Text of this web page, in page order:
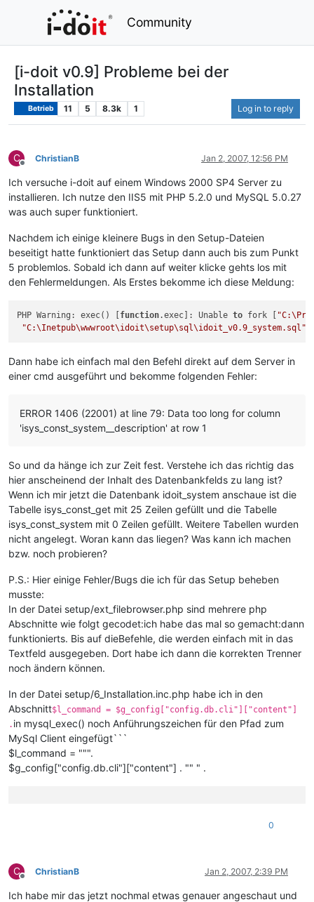
Community
[i-doit v0.9] Probleme bei der
Installation
Betrieb 11 5 8.3k 1 Log in to reply
C
Offline
ChristianB Jan 2, 2007, 12:56 PM
Ich versuche i-doit auf einem Windows 2000 SP4 Server zu
installieren. Ich nutze den IIS5 mit PHP 5.2.0 und MySQL 5.0.27
was auch super funktioniert.
Nachdem ich einige kleinere Bugs in den Setup-Dateien
beseitigt hatte funktioniert das Setup dann auch bis zum Punkt
5 problemlos. Sobald ich dann auf weiter klicke gehts los mit
den Fehlermeldungen. Als Erstes bekomme ich diese Meldung:
PHP Warning: exec() [ function.exec]: Unable to fork [
"C:\Inetpub\wwwroot\idoit\setup\sql\idoit_v0.9_system.sql"
Dann habe ich einfach mal den Befehl direkt auf dem Server in
einer cmd ausgeführt und bekomme folgenden Fehler:
ERROR 1406 (22001) at line 79: Data too long for column
'isys_const_system__description' at row 1
So und da hänge ich zur Zeit fest. Verstehe ich das richtig das
hier anscheinend der Inhalt des Datenbankfelds zu lang ist?
Wenn ich mir jetzt die Datenbank idoit_system anschaue ist die
Tabelle isys_const_get mit 25 Zeilen gefüllt und die Tabelle
isys_const_system mit 0 Zeilen gefüllt. Weitere Tabellen wurden
nicht angelegt. Woran kann das liegen? Was kann ich machen
bzw. noch probieren?
P.S.: Hier einige Fehler/Bugs die ich für das Setup beheben
musste:
In der Datei setup/ext_filebrowser.php sind mehrere php
Abschnitte wie folgt gecodet:ich habe das mal so gemacht:dann
funktionierts. Bis auf dieBefehle, die werden einfach mit in das
Textfeld ausgegeben. Dort habe ich dann die korrekten Trenner
noch ändern können.
In der Datei setup/6_Installation.inc.php habe ich in den
Abschnitt$l_command = $g_config["config.db.cli"]["content"]
. in mysql_exec() noch Anführungszeichen für den Pfad zum
MySql Client eingefügt```
$l_command = """.
$g_config["config.db.cli"]["content"] . "" " .
0
C
Offline
ChristianB Jan 2, 2007, 2:39 PM
Ich habe mir das jetzt nochmal etwas genauer angeschaut und